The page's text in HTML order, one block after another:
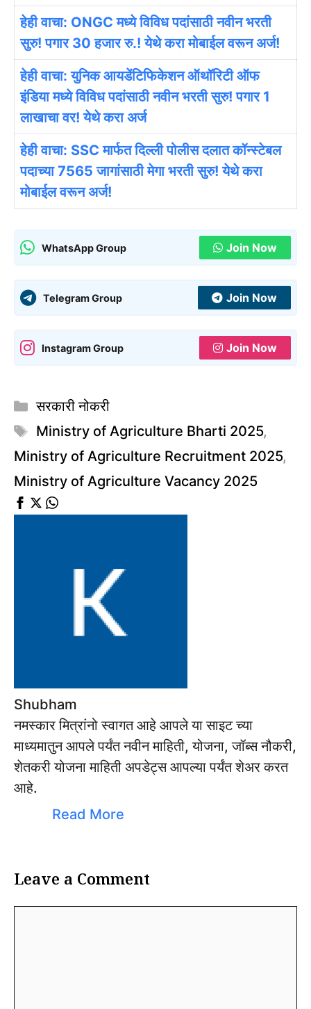
हेही वाचा: ONGC मध्ये विविध पदांसाठी नवीन भरती
सुरु! पगार 30 हजार रु.! येथे करा मोबाईल वरून अर्ज!
हेही वाचा: युनिक आयडेंटिफिकेशन ऑथॉरिटी ऑफ
इंडिया मध्ये विविध पदांसाठी नवीन भरती सुरु! पगार 1
लाखाचा वर! येथे करा अर्ज
हेही वाचा: SSC मार्फत दिल्ली पोलीस दलात कॉन्स्टेबल
पदाच्या 7565 जागांसाठी मेगा भरती सुरु! येथे करा
मोबाईल वरून अर्ज!
WhatsApp Group Join Now
Telegram Group Join Now
Instagram Group Join Now
Categories
सरकारी नोकरी
Tags
Ministry of Agriculture Bharti 2025,
Ministry of Agriculture Recruitment 2025,
Ministry of Agriculture Vacancy 2025
Shubham
नमस्कार मित्रांनो स्वागत आहे आपले या साइट च्या
माध्यमातुन आपले पर्यंत नवीन माहिती, योजना, जॉब्स नौकरी,
शेतकरी योजना माहिती अपडेट्स आपल्या पर्यंत शेअर करत
आहे.
Read More
Leave a Comment